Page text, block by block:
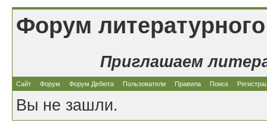
Форум
Приглашаем
Сайт Форум Форум Дебюта Пользователи Правила Поиск
Вы не зашли.